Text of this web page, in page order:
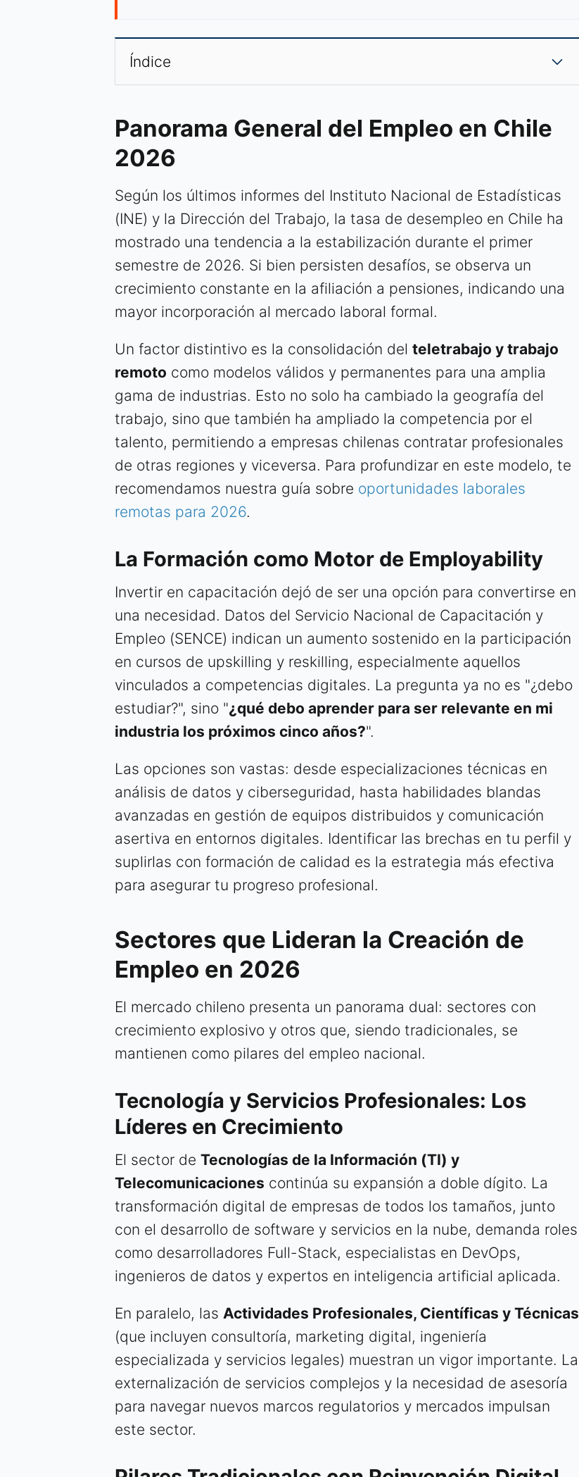
Índice
Panorama General del Empleo en Chile
2026
Según los últimos informes del Instituto Nacional de Estadísticas
(INE) y la Dirección del Trabajo, la tasa de desempleo en Chile ha
mostrado una tendencia a la estabilización durante el primer
semestre de 2026. Si bien persisten desafíos, se observa un
crecimiento constante en la afiliación a pensiones, indicando una
mayor incorporación al mercado laboral formal.
Un factor distintivo es la consolidación del teletrabajo y trabajo
remoto como modelos válidos y permanentes para una amplia
gama de industrias. Esto no solo ha cambiado la geografía del
trabajo, sino que también ha ampliado la competencia por el
talento, permitiendo a empresas chilenas contratar profesionales
de otras regiones y viceversa. Para profundizar en este modelo, te
recomendamos nuestra guía sobre oportunidades laborales
remotas para 2026.
La Formación como Motor de Employability
Invertir en capacitación dejó de ser una opción para convertirse en
una necesidad. Datos del Servicio Nacional de Capacitación y
Empleo (SENCE) indican un aumento sostenido en la participación
en cursos de upskilling y reskilling, especialmente aquellos
vinculados a competencias digitales. La pregunta ya no es "¿debo
estudiar?", sino "¿qué debo aprender para ser relevante en mi
industria los próximos cinco años?".
Las opciones son vastas: desde especializaciones técnicas en
análisis de datos y ciberseguridad, hasta habilidades blandas
avanzadas en gestión de equipos distribuidos y comunicación
asertiva en entornos digitales. Identificar las brechas en tu perfil y
suplirlas con formación de calidad es la estrategia más efectiva
para asegurar tu progreso profesional.
Sectores que Lideran la Creación de
Empleo en 2026
El mercado chileno presenta un panorama dual: sectores con
crecimiento explosivo y otros que, siendo tradicionales, se
mantienen como pilares del empleo nacional.
Tecnología y Servicios Profesionales: Los
Líderes en Crecimiento
El sector de Tecnologías de la Información (TI) y
Telecomunicaciones continúa su expansión a doble dígito. La
transformación digital de empresas de todos los tamaños, junto
con el desarrollo de software y servicios en la nube, demanda roles
como desarrolladores Full-Stack, especialistas en DevOps,
ingenieros de datos y expertos en inteligencia artificial aplicada.
En paralelo, las Actividades Profesionales, Científicas y Técnicas
(que incluyen consultoría, marketing digital, ingeniería
especializada y servicios legales) muestran un vigor importante. La
externalización de servicios complejos y la necesidad de asesoría
para navegar nuevos marcos regulatorios y mercados impulsan
este sector.